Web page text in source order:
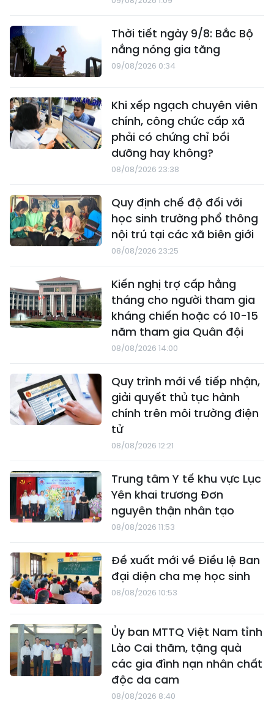
Thời tiết ngày 9/8: Bắc Bộ
nắng nóng gia tăng
09/08/2026 0:34
Khi xếp ngạch chuyên viên
chính, công chức cấp xã
phải có chứng chỉ bồi
dưỡng hay không?
08/08/2026 23:38
Quy định chế độ đối với
học sinh trường phổ thông
nội trú tại các xã biên giới
08/08/2026 23:25
Kiến nghị trợ cấp hằng
tháng cho người tham gia
kháng chiến hoặc có 10-15
năm tham gia Quân đội
08/08/2026 14:00
Quy trình mới về tiếp nhận,
giải quyết thủ tục hành
chính trên môi trường điện
tử
08/08/2026 12:21
Trung tâm Y tế khu vực Lục
Yên khai trương Đơn
nguyên thận nhân tạo
08/08/2026 11:53
Đề xuất mới về Điều lệ Ban
đại diện cha mẹ học sinh
08/08/2026 10:53
Ủy ban MTTQ Việt Nam tỉnh
Lào Cai thăm, tặng quà
các gia đình nạn nhân chất
độc da cam
08/08/2026 8:40